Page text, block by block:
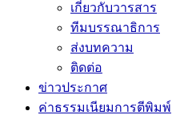
เกี่ยวกับวารสาร
ทีมบรรณาธิการ
ส่งบทความ
ติดต่อ
ข่าวประกาศ
ค่าธรรมเนียมการตีพิมพ์